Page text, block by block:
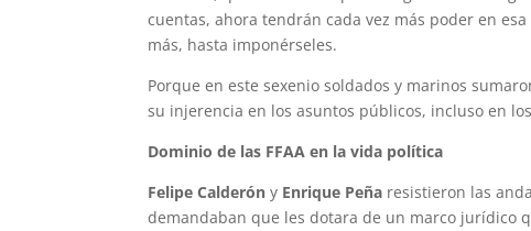
cuentas, ahora tendrán cada vez más poder en
más, hasta imponérseles.
Porque en este sexenio soldados y marinos
su injerencia en los asuntos públicos, incluso en
Dominio de las FFAA en la vida política
Felipe Calderón y Enrique Peña resistieron las
demandaban que les dotara de un marco jurídico